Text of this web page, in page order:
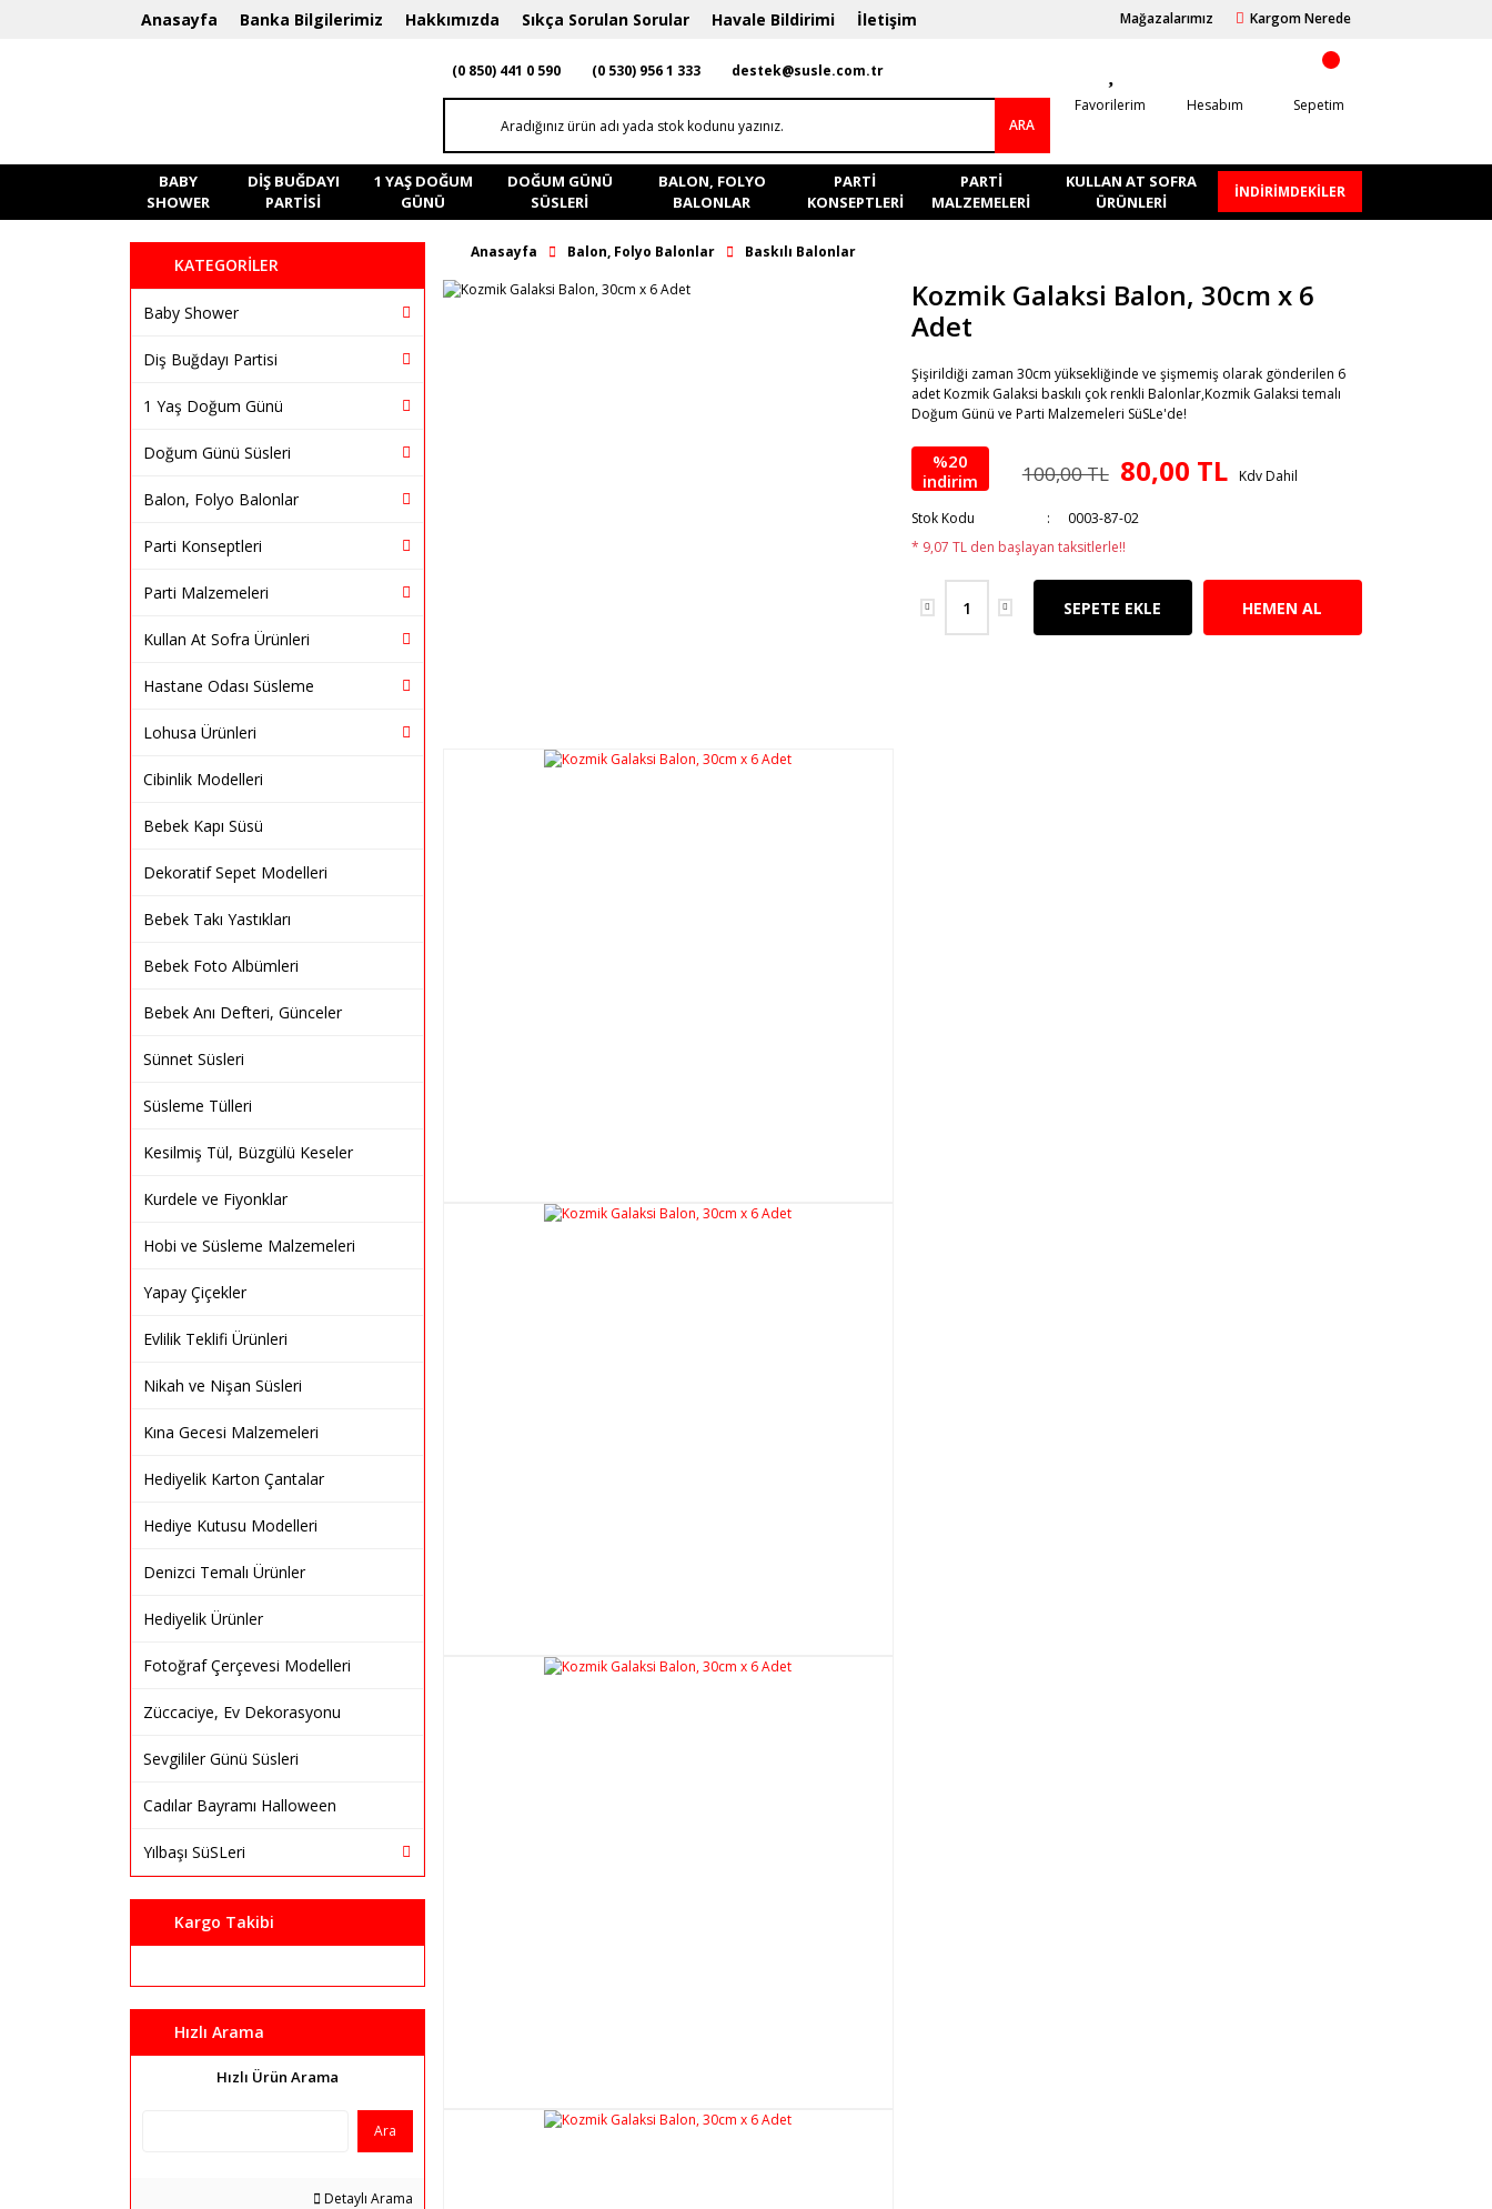
Anasayfa Banka Bilgilerimiz Hakkımızda Sıkça Sorulan Sorular Havale Bildirimi İletişim Mağazalarımız Kargom Nerede
(0 850) 441 0 590 (0 530) 956 1 333 destek@susle.com.tr
ARA
Favorilerim Hesabım Sepetim
BABY
SHOWER
DIŞ BUĞDAYI
PARTISI
1 YAŞ DOĞUM
GÜNÜ
DOĞUM GÜNÜ
SÜSLERI
BALON, FOLYO
BALONLAR
PARTI
KONSEPTLERI
PARTI
MALZEMELERI
KULLAN AT SOFRA
ÜRÜNLERI
İNDİRİMDEKİLER
KATEGORİLER
Baby Shower
Diş Buğdayı Partisi
1 Yaş Doğum Günü
Doğum Günü Süsleri
Balon, Folyo Balonlar
Parti Konseptleri
Parti Malzemeleri
Kullan At Sofra Ürünleri
Hastane Odası Süsleme
Lohusa Ürünleri
Cibinlik Modelleri
Bebek Kapı Süsü
Dekoratif Sepet Modelleri
Bebek Takı Yastıkları
Bebek Foto Albümleri
Bebek Anı Defteri, Günceler
Sünnet Süsleri
Süsleme Tülleri
Kesilmiş Tül, Büzgülü Keseler
Kurdele ve Fiyonklar
Hobi ve Süsleme Malzemeleri
Yapay Çiçekler
Evlilik Teklifi Ürünleri
Nikah ve Nişan Süsleri
Kına Gecesi Malzemeleri
Hediyelik Karton Çantalar
Hediye Kutusu Modelleri
Denizci Temalı Ürünler
Hediyelik Ürünler
Fotoğraf Çerçevesi Modelleri
Züccaciye, Ev Dekorasyonu
Sevgililer Günü Süsleri
Cadılar Bayramı Halloween
Yılbaşı SüSLeri
Kargo Takibi
Hızlı Arama
Hızlı Ürün Arama
Ara
Detaylı Arama
Anasayfa Balon, Folyo Balonlar Baskılı Balonlar
Kozmik Galaksi Balon, 30cm x 6
Adet
Şişirildiği zaman 30cm yüksekliğinde ve şişmemiş olarak gönderilen 6
adet Kozmik Galaksi baskılı çok renkli Balonlar,Kozmik Galaksi temalı
Doğum Günü ve Parti Malzemeleri SüSLe'de!
%20
indirim
100,00 TL 80,00 TL Kdv Dahil
Stok Kodu
0003-87-02
* 9,07 TL den başlayan taksitlerle!!
SEPETE EKLE HEMEN AL